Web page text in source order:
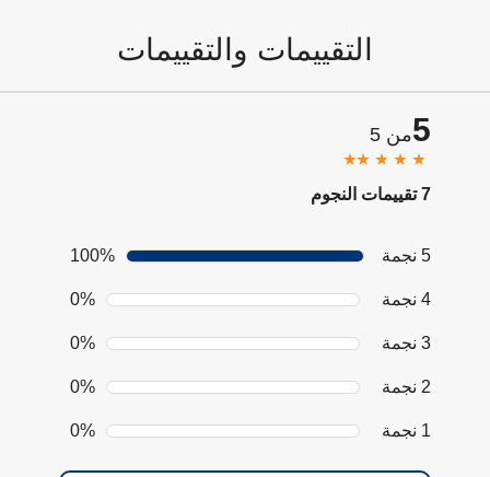
التقييمات والتقييمات
5من 5
7 تقييمات النجوم
5 نجمة 100%
4 نجمة 0%
3 نجمة 0%
2 نجمة 0%
1 نجمة 0%